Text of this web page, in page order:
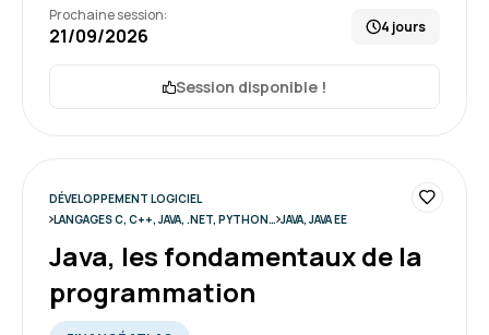
Formation : Spring, développer des applications
d'entreprise
d'entreprise
Prochaine session:
21/09/2026 4 jours
Session disponible !
DÉVELOPPEMENT LOGICIEL
LANGAGES C, C++, JAVA, .NET, PYTHON… JAVA, JAVA EE
Java, les fondamentaux de la
programmation